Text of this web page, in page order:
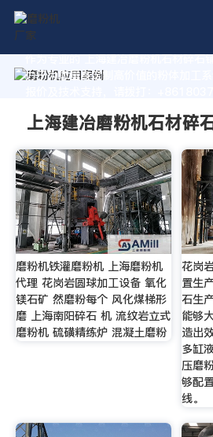
作为专业的 上海建冶磨粉机石材碎石
力于为您量身定制高价值的粉体加工系
上海建冶磨粉机石材碎
磨粉机铁灌磨粉机 上海磨粉机
代理 花岗岩圆球加工设备 氧化
镁石矿 然磨粉每个 风化煤梯形
磨 上海南阳碎石 机 流纹岩立式
磨粉机 硫磺精练炉 混凝土磨粉
花岗
置生
石生
能够
造出
多缸
压磨
够配
线。